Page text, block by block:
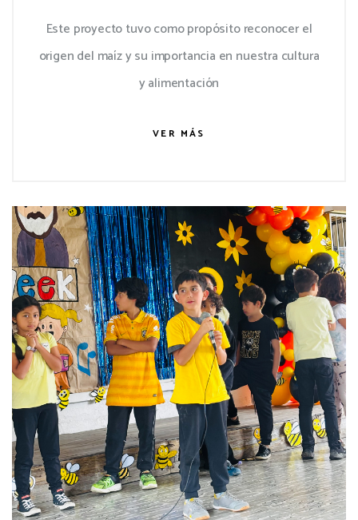
Este proyecto tuvo como propósito reconocer el
origen del maíz y su importancia en nuestra cultura
y alimentación
VER MÁS